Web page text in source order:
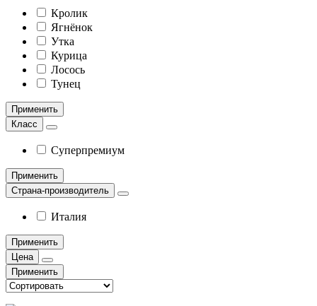
Кролик
Ягнёнок
Утка
Курица
Лосось
Тунец
Применить
Класс
Суперпремиум
Применить
Страна-производитель
Италия
Применить
Цена
Применить